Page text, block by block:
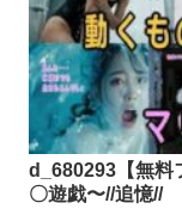
d_680293【無料
〇遊戯〜//追憶//